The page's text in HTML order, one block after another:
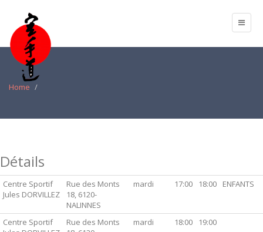
Home
Détails
Centre Sportif
Jules DORVILLEZ
Rue des Monts
18, 6120-
NALINNES
mardi 17:00 18:00 ENFANTS
Centre Sportif
Rue des Monts
mardi 18:00 19:00